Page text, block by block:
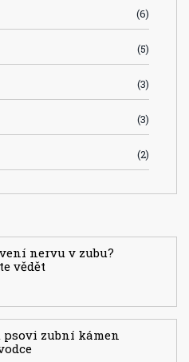
(6)
(5)
(3)
(3)
(2)
nervu v zubu?
vědět
zubní kámen